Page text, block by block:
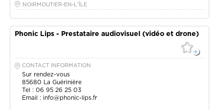
NOIRMOUTIER-EN-L'ÎLE
Phonic Lips - Prestataire audiovisuel (vidéo et drone)
CONTACT INFORMATION
Sur rendez-vous
85680 La Guérinière
Tel : 06 95 26 25 03
Email : info@phonic-lips.fr